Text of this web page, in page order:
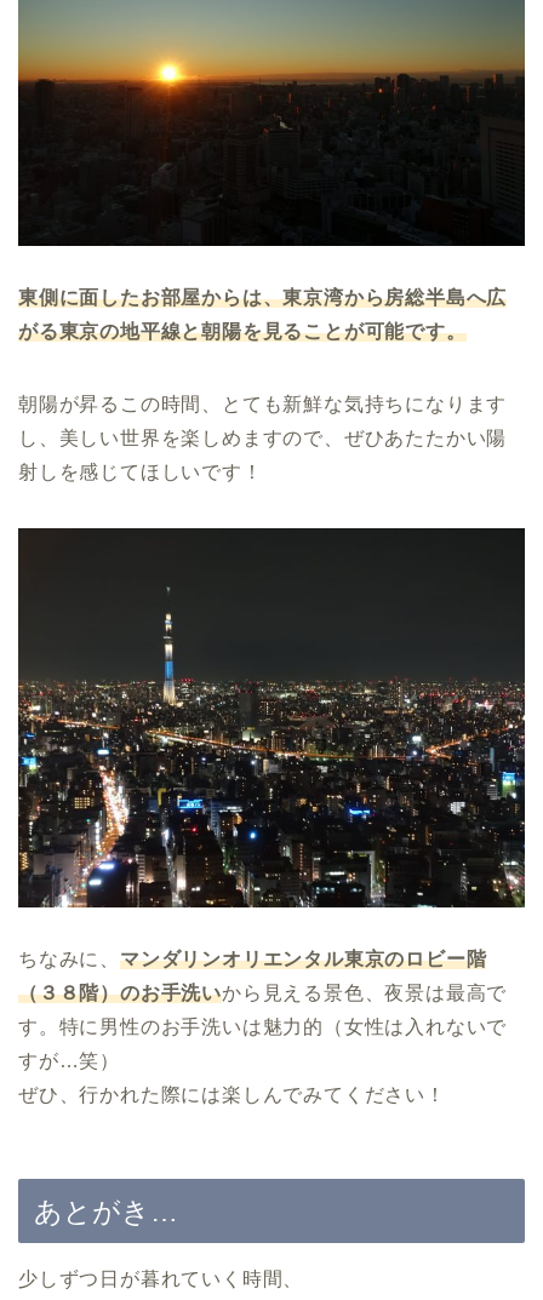
東側に面したお部屋からは、東京湾から房総半島へ広
がる東京の地平線と朝陽を見ることが可能です。
朝陽が昇るこの時間、とても新鮮な気持ちになります
し、美しい世界を楽しめますので、ぜひあたたかい陽
射しを感じてほしいです！
ちなみに、 マンダリンオリエンタル東京のロビー階
（３８階）のお手洗いから見える景色、夜景は最高で
す。特に男性のお手洗いは魅力的（女性は入れないで
すが…笑）
ぜひ、行かれた際には楽しんでみてください！
あとがき…
少しずつ日が暮れていく時間、